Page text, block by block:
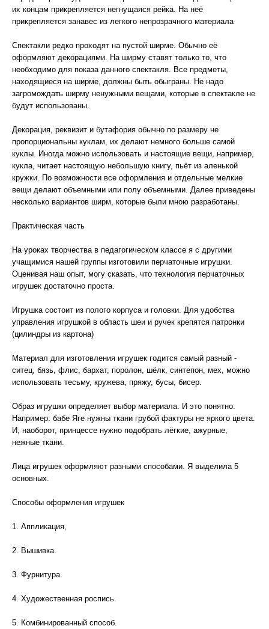
их концам прикрепляется негнущаяся рейка. На неё
прикрепляется занавес из легкого непрозрачного материала
Спектакли редко проходят на пустой ширме. Обычно её
оформляют декорациями. На ширму ставят только то, что
необходимо для показа данного спектакля. Все предметы,
находящиеся на ширме, должны быть обыграны. Не надо
загромождать ширму ненужными вещами, которые в спектакле не
будут использованы.
Декорация, реквизит и бутафория обычно по размеру не
пропорциональны куклам, их делают немного больше самой
куклы. Иногда можно использовать и настоящие вещи, например,
кукла, читает настоящую небольшую книгу, пьёт из аленькой
кружки. По возможности все оформления и отдельные мелкие
вещи делают объемными или полу объемными. Далее приведены
несколько вариантов ширм, которые были мною разработаны.
Практическая часть
На уроках творчества в педагогическом классе я с другими
учащимися нашей группы изготовили перчаточные игрушки.
Оценивая наш опыт, могу сказать, что технология перчаточных
игрушек достаточно проста.
Игрушка состоит из полого корпуса и головки. Для удобства
управления игрушкой в область шеи и ручек крепятся патронки
(цилиндры из картона)
Материал для изготовления игрушек годится самый разный -
ситец, бязь, флис, бархат, поролон, шёлк, синтепон, мех, можно
использовать тесьму, кружева, пряжу, бусы, бисер.
Образ игрушки определяет выбор материала. И это понятно.
Например: бабе Яге нужны ткани грубой фактуры не яркого цвета.
И, наоборот, принцессе нужно подобрать лёгкие, ажурные,
нежные ткани.
Лица игрушек оформляют разными способами. Я выделила 5
основных.
Способы оформления игрушек
1. Аппликация,
2. Вышивка.
3. Фурнитура.
4. Художественная роспись.
5. Комбинированный способ.